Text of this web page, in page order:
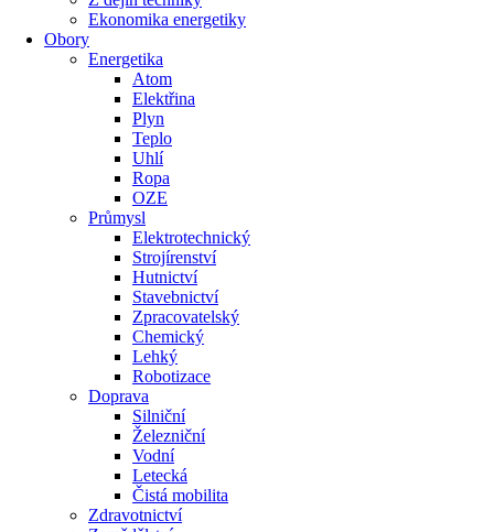
Ekonomika energetiky
Obory
Energetika
Atom
Elektřina
Plyn
Teplo
Uhlí
Ropa
OZE
Průmysl
Elektrotechnický
Strojírenství
Hutnictví
Stavebnictví
Zpracovatelský
Chemický
Lehký
Robotizace
Doprava
Silniční
Železniční
Vodní
Letecká
Čistá mobilita
Zdravotnictví